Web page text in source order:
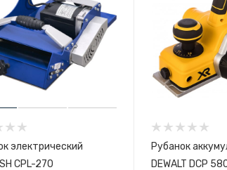
электрический
CPL-270
Рубанок
DEWALT DCP